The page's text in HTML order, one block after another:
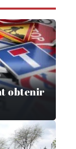
obtenir